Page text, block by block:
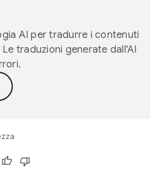
AI per tradurre i contenuti
traduzioni generate dall'AI